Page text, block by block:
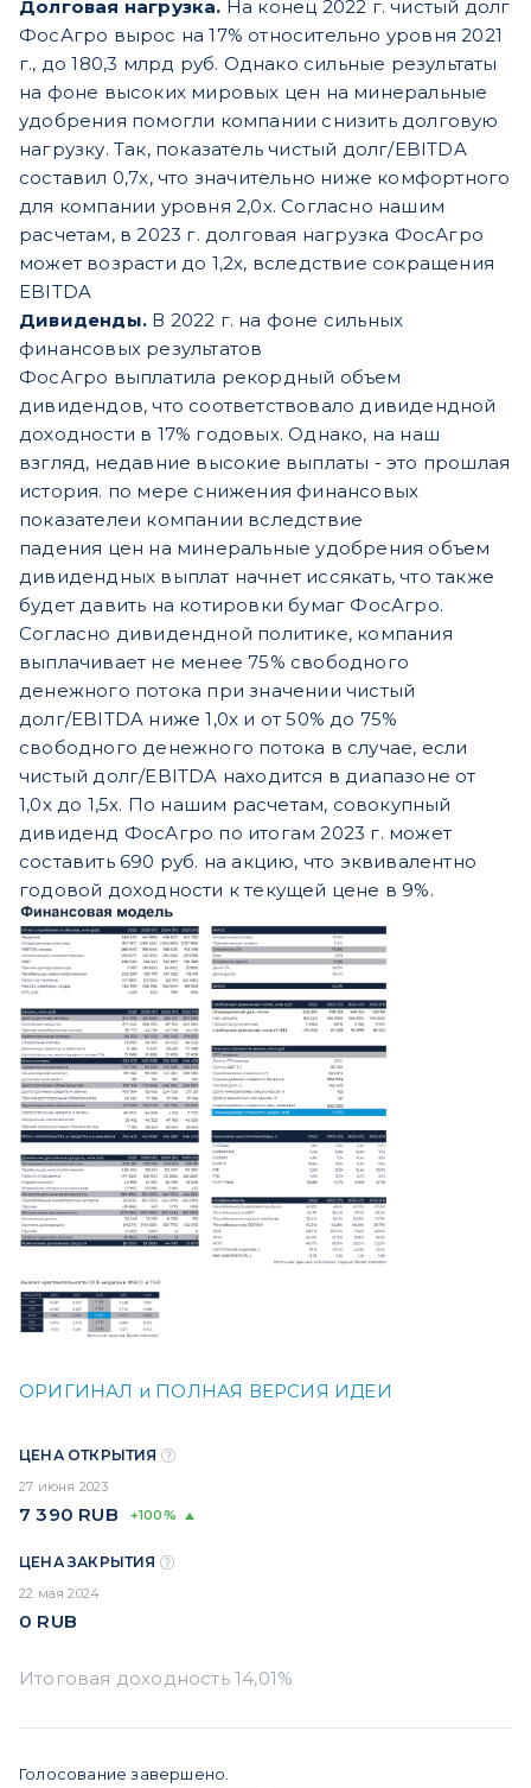
Долговая нагрузка. На конец 2022 г. чистый долг
ФосАгро вырос на 17% относительно уровня 2021
г., до 180,3 млрд руб. Однако сильные результаты
на фоне высоких мировых цен на минеральные
удобрения помогли компании снизить долговую
нагрузку. Так, показатель чистый долг/EBITDA
составил 0,7х, что значительно ниже комфортного
для компании уровня 2,0х. Согласно нашим
расчетам, в 2023 г. долговая нагрузка ФосАгро
может возрасти до 1,2х, вследствие сокращения
EBITDA
Дивиденды. В 2022 г. на фоне сильных
финансовых результатов
ФосАгро выплатила рекордный объем
дивидендов, что соответствовало дивидендной
доходности в 17% годовых. Однако, на наш
взгляд, недавние высокие выплаты - это прошлая
история. по мере снижения финансовых
показателеи компании вследствие
падения цен на минеральные удобрения объем
дивидендных выплат начнет иссякать, что также
будет давить на котировки бумаг ФосАгро.
Согласно дивидендной политике, компания
выплачивает не менее 75% свободного
денежного потока при значении чистый
долг/EBITDA ниже 1,0х и от 50% до 75%
свободного денежного потока в случае, если
чистый долг/EBITDA находится в диапазоне от
1,0х до 1,5х. По нашим расчетам, совокупный
дивиденд ФосАгро по итогам 2023 г. может
составить 690 руб. на акцию, что эквивалентно
годовой доходности к текущей цене в 9%.
ОРИГИНАЛ и ПОЛНАЯ ВЕРСИЯ ИДЕИ
ЦЕНА ОТКРЫТИЯ
27 июня 2023
7 390 RUB +100%
ЦЕНА ЗАКРЫТИЯ
22 мая 2024
0 RUB
Голосование завершено.